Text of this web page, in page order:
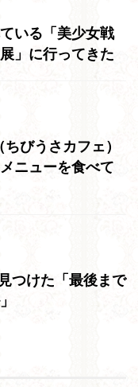
いる「美少女戦
」に行ってきた
びうさカフェ）
ニューを食べて
つけた「最後まで